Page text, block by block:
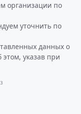
организации по
уточнить по
данных о
указав при